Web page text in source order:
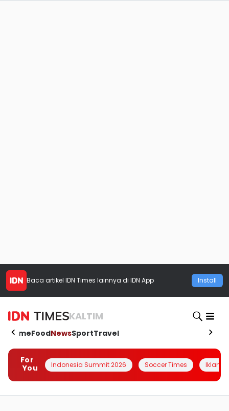
Baca artikel IDN Times lainnya di IDN App Install
KALTIM
HomeFoodNewsSportTravel
For
You
Indonesia Summit 2026 Soccer Times Iklanin